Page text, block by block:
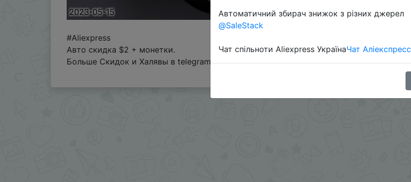
2023-05-15
#Aliexpress
Авто скидка $2 + монетки.
Больше Скидок и Халявы в telegramt.me/%2B8jHVizJO6XY3M2Qy
Автоматичний збирач знижок з різних джерел
@SaleStack
Чат спільноти Aliexpress УкраїнаЧат Аліекспресс